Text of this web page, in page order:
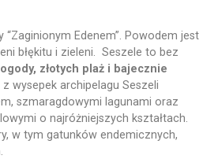
Edenem”. Powodem jest
błękitu i zieleni. Seszele to bez
złotych plaż i bajecznie
z wysepek archipelagu Seszeli
szmaragdowymi lagunami oraz
o najróżniejszych kształtach.
w tym gatunków endemicznych,